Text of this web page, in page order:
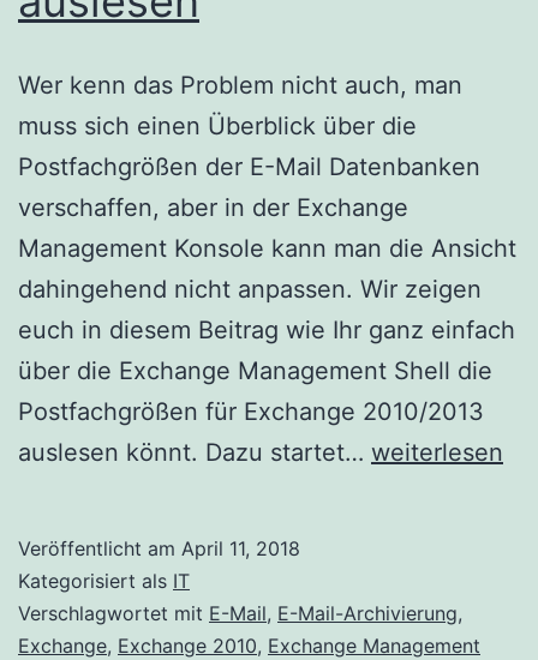
Wer kenn das Problem nicht auch, man
muss sich einen Überblick über die
Postfachgrößen der E-Mail Datenbanken
verschaffen, aber in der Exchange
Management Konsole kann man die Ansicht
dahingehend nicht anpassen. Wir zeigen
euch in diesem Beitrag wie Ihr ganz einfach
über die Exchange Management Shell die
Postfachgrößen für Exchange 2010/2013
auslesen könnt. Dazu startet…
auslesen
weiterlesen
Veröffentlicht am April 11, 2018
Kategorisiert als IT
Verschlagwortet mit E-Mail, E-Mail-Archivierung,
Exchange, Exchange 2010, Exchange Management